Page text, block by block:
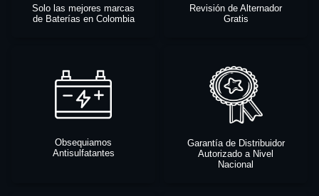
Solo las mejores marcas
de Baterías en Colombia
Revisión de Alternador
Gratis
Obsequiamos
Antisulfatantes
Garantía de Distribuidor
Autorizado a Nivel
Nacional